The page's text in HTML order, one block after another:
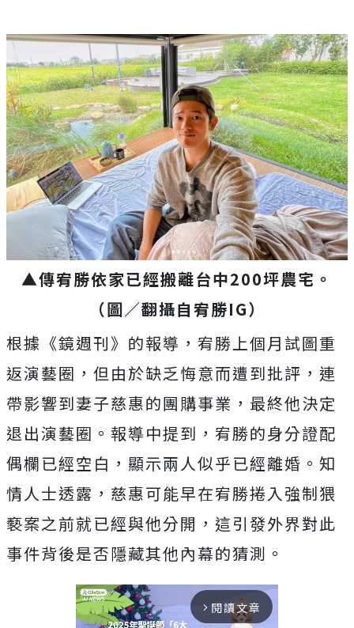
▲傳宥勝依家已經搬離台中200坪農宅。
（圖／翻攝自宥勝IG）
根據《鏡週刊》的報導，宥勝上個月試圖重
返演藝圈，但由於缺乏悔意而遭到批評，連
帶影響到妻子慈惠的團購事業，最終他決定
退出演藝圈。報導中提到，宥勝的身分證配
偶欄已經空白，顯示兩人似乎已經離婚。知
情人士透露，慈惠可能早在宥勝捲入強制猥
褻案之前就已經與他分開，這引發外界對此
事件背後是否隱藏其他內幕的猜測。
arrow_forward_ios 閱讀文章